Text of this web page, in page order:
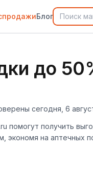
Блог
до
сегодня, 6
помогут получить
на аптечных